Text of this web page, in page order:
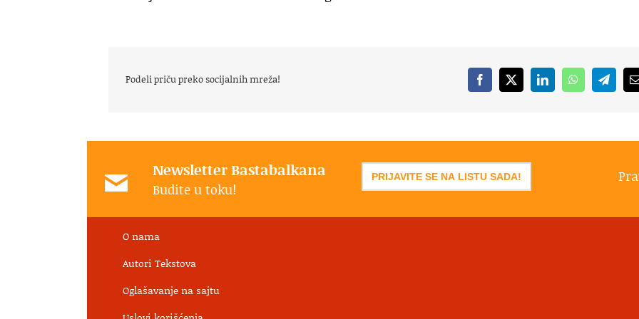
Podeli priču preko socijalnih mreža! Facebook
X LinkedInWhatsApp
Newsletter Bastabalkana
Budite u toku!
PRIJAVITE SE NA LISTU SADA!
O nama
Autori Tekstova
Oglašavanje na sajtu